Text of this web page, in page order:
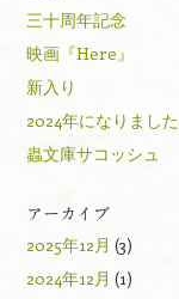
三十周年記念
映画『Here』
新入り
2024年になりました
蟲文庫サコッシュ
アーカイブ
2025年12月 (3)
2024年12月 (1)